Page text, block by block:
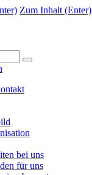
Zum Inhalt (Enter)
bei uns
für uns